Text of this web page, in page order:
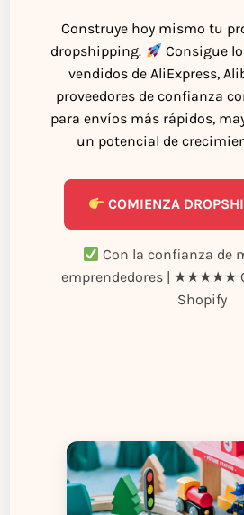
Construye hoy mismo tu
dropshipping.
Consigue
vendidos de AliExpress,
proveedores de confianza
para envíos más rápidos,
un potencial de
COMIENZA
Con la confianza de
emprendedores | ★★★★★
Shopify